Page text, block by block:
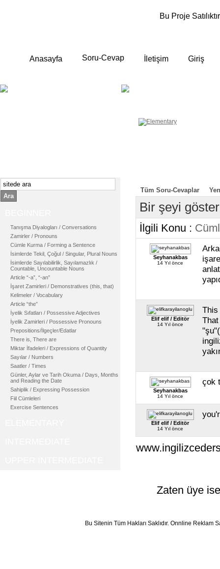
Bu Proje
Anasayfa Soru-Cevap İletişim Giriş
Ara
Tanışma Diyalogları / Conversations
Zamirler / Pronouns
Cümle Kurma / Forming a Sentence
İsimlerde Tekil, Çoğul / Singular, Plural Nouns
İsimlerde Sayılabilirlik, Sayılamazlık /
Countable, Uncountable Nouns
Article “-a”, “-an”
İşaret Zamirleri / Demonstratives (this, that)
Kelimeler / Vocabulary
Article “the”
İyelik Sıfatları / Possessive Adjectives
İyelik Zamirleri / Possessive Pronouns
Prepositions/İlgeçler/Edatlar
There is, There are
Miktar İfadeleri / Expressions of Quantity
Sayılar / Numbers
Saatler / Times
Günler, Aylar ve Tarih Okuma / Days, Months
and Reading the Date
Sahiplik / Expressing Possession
Fiil Cümleleri
Exercise Sentences
Tüm Soru-Cevaplar
Bir şeyi
İlgili Konu :
Seyhanakbas
14 Yıl önce
Elif elif / Editör
14 Yıl önce
This
Seyhanakbas
14 Yıl önce
çok
Elif elif / Editör
14 Yıl önce
Zaten üye
Bu Sitenin Tüm Hakları Saklıdır. Onnline